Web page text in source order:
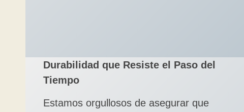
Durabilidad que Resiste el Paso del
Tiempo
Estamos orgullosos de asegurar que